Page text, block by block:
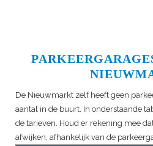
De Nieuwmarkt zelf heeft geen
aantal in de buurt. In onderstaande
de tarieven. Houd er rekening mee
afwijken, afhankelijk van de